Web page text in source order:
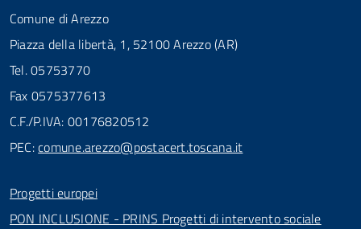
Comune di Arezzo
Piazza della libertà, 1, 52100 Arezzo (AR)
Tel. 05753770
Fax 0575377613
C.F./P.IVA: 00176820512
PEC:comune.arezzo@postacert.toscana.it
Progetti europei
PON INCLUSIONE - PRINS Progetti di intervento sociale